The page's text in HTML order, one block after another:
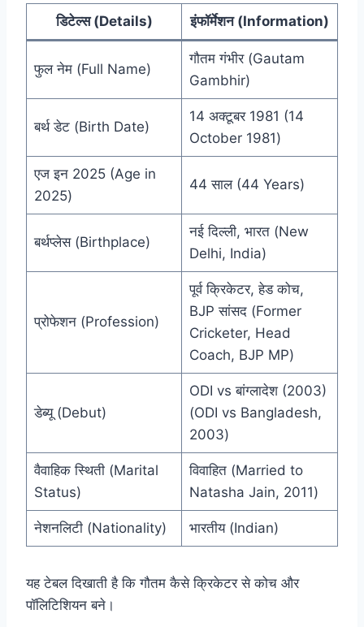
डिटेल्स (Details) इंफॉर्मेशन (Information)
फुल नेम (Full Name)
गौतम गंभीर (Gautam
Gambhir)
बर्थ डेट (Birth Date)
14 अक्टूबर 1981 (14
October 1981)
एज इन 2025 (Age in
2025)
44 साल (44 Years)
बर्थप्लेस (Birthplace)
नई दिल्ली, भारत (New
Delhi, India)
प्रोफेशन (Profession)
पूर्व क्रिकेटर, हेड कोच,
BJP सांसद (Former
Cricketer, Head
Coach, BJP MP)
डेब्यू (Debut)
ODI vs बांग्लादेश (2003)
(ODI vs Bangladesh,
2003)
वैवाहिक स्थिती (Marital
Status)
विवाहित (Married to
Natasha Jain, 2011)
नेशनलिटी (Nationality) भारतीय (Indian)
यह टेबल दिखाती है कि गौतम कैसे क्रिकेटर से कोच और
पॉलिटिशियन बने।